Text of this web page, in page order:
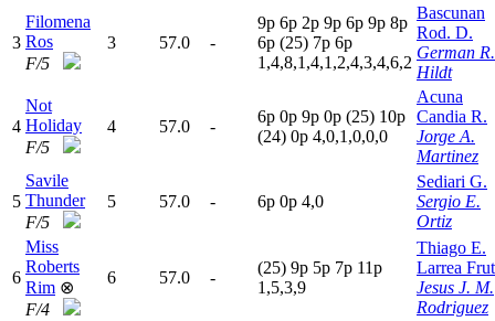
3
Filomena
Ros
F/5
3 57.0 -
9p 6p 2p 9p 6p 9p 8p
6p (25) 7p 6p
1,4,8,1,4,1,2,4,3,4,6,2
Bascunan
Rod. D.
German R.
Hildt
4
Not
Holiday
F/5
4 57.0 -
6p 0p 9p 0p (25) 10p
(24) 0p 4,0,1,0,0,0
Acuna
Candia R.
Jorge A.
Martinez
5
Savile
Thunder
F/5
5 57.0 - 6p 0p 4,0
Sediari G.
Sergio E.
Ortiz
6
Miss
Roberts
Rim ⊗
F/4
6 57.0 -
(25) 9p 5p 7p 11p
1,5,3,9
Thiago E.
Larrea
Jesus J. M.
Rodriguez